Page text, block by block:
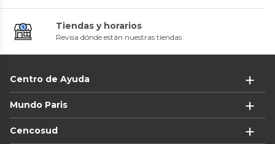
Tiendas y horarios
Revisa dónde están nuestras tiendas
Centro de Ayuda
Mundo Paris
Cencosud